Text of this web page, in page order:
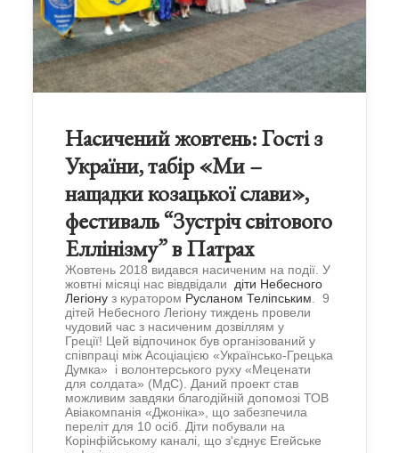
Насичений жовтень: Гості з
України, табір «Ми –
нащадки козацької слави»,
фестиваль “Зустріч світового
Еллінізму” в Патрах
Жовтень 2018 видався насиченим на події. У
жовтні місяці нас вівдвідали діти Небесного
Легіону з куратором Русланом Теліпським. 9
дітей Небесного Легіону тиждень провели
чудовий час з насиченим дозвіллям у
Греції! Цей відпочинок був організований у
співпраці між Асоціацією «Українсько-Грецька
Думка» і волонтерського руху «Мeцeнaти
для сoлдaтa» (МдС). Даний проект став
можливим завдяки благодійній допомозі ТОВ
Авіакомпанія «Джоніка», що забезпечила
переліт для 10 осіб. Діти побували на
Корінфійському каналі, що з'єднує Егейське